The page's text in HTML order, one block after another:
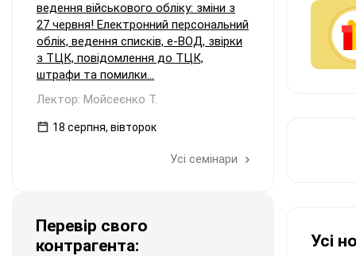
Усі
ведення військового обліку: зміни з
27 червня! Електронний персональний
облік, ведення списків, е-ВОД, звірки
з ТЦК, повідомлення до ТЦК,
штрафи та помилки...
Лектор: Мойсеєнко Т.
18 серпня, вівторок
Усі семінари
Перевір свого
контрагента: